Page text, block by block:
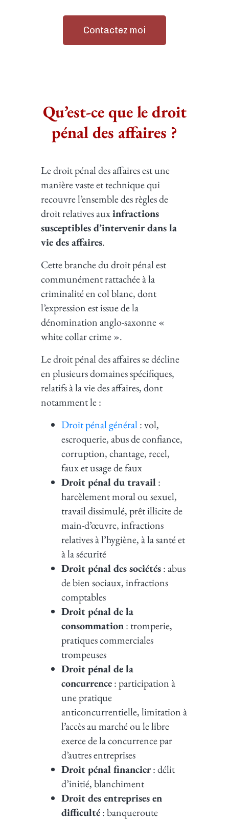
Contactez moi
Qu’est-ce que le droit
pénal des affaires ?
Le droit pénal des affaires est une
manière vaste et technique qui
recouvre l’ensemble des règles de
droit relatives auxinfractions
susceptibles d’intervenir dans la
vie des affaires.
Cette branche du droit pénal est
communément rattachée à la
criminalité en col blanc, dont
l’expression est issue de la
dénomination anglo-saxonne «
white collar crime ».
Le droit pénal des affaires se décline
en plusieurs domaines spécifiques,
relatifs à la vie des affaires, dont
notamment le :
Droit pénal général: vol,
escroquerie, abus de confiance,
corruption, chantage, recel,
faux et usage de faux
Droit pénal du travail:
harcèlement moral ou sexuel,
travail dissimulé, prêt illicite de
main-d’œuvre, infractions
relatives à l’hygiène, à la santé et
à la sécurité
Droit pénal des sociétés: abus
de bien sociaux, infractions
comptables
Droit pénal de la
consommation: tromperie,
pratiques commerciales
trompeuses
Droit pénal de la
concurrence: participation à
une pratique
anticoncurrentielle, limitation à
l’accès au marché ou le libre
exerce de la concurrence par
d’autres entreprises
Droit pénal financier: délit
d’initié, blanchiment
Droit des entreprises en
difficulté: banqueroute